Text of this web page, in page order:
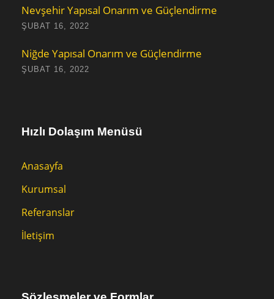
Nevşehir Yapısal Onarım ve Güçlendirme
ŞUBAT 16, 2022
Niğde Yapısal Onarım ve Güçlendirme
ŞUBAT 16, 2022
Hızlı Dolaşım Menüsü
Anasayfa
Kurumsal
Referanslar
İletişim